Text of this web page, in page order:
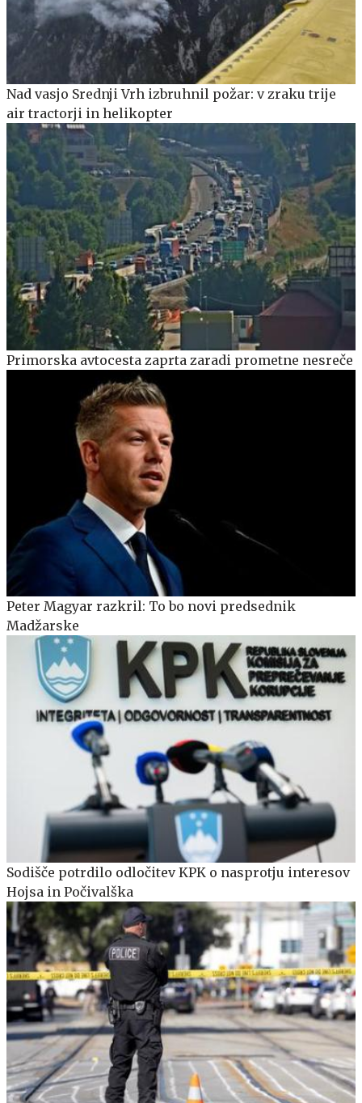
Nad vasjo Srednji Vrh izbruhnil požar: v zraku trije
air tractorji in helikopter
Primorska avtocesta zaprta zaradi prometne nesreče
Peter Magyar razkril: To bo novi predsednik
Madžarske
Sodišče potrdilo odločitev KPK o nasprotju interesov
Hojsa in Počivalška